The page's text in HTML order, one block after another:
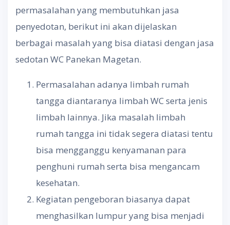
permasalahan yang membutuhkan jasa
penyedotan, berikut ini akan dijelaskan
berbagai masalah yang bisa diatasi dengan jasa
sedotan WC Panekan Magetan.
Permasalahan adanya limbah rumah
tangga diantaranya limbah WC serta jenis
limbah lainnya. Jika masalah limbah
rumah tangga ini tidak segera diatasi tentu
bisa mengganggu kenyamanan para
penghuni rumah serta bisa mengancam
kesehatan.
Kegiatan pengeboran biasanya dapat
menghasilkan lumpur yang bisa menjadi